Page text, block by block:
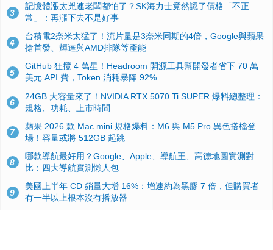
3
記憶體漲太兇連老闆都怕了？SK海力士竟然認了價格「不正
常」：再漲下去不是好事
4
台積電2奈米太猛了！流片量是3奈米同期的4倍，Google與蘋果
搶首發、輝達與AMD排隊等產能
5
GitHub 狂攬 4 萬星！Headroom 開源工具幫開發者省下 70 萬
美元 API 費，Token 消耗暴降 92%
6
24GB 大容量來了！NVIDIA RTX 5070 Ti SUPER 爆料總整理：
規格、功耗、上市時間
7
蘋果 2026 款 Mac mini 規格爆料：M6 與 M5 Pro 異色搭檔登
場！容量或將 512GB 起跳
8
哪款導航最好用？Google、Apple、導航王、高德地圖實測對
比：四大導航實測懶人包
9
美國上半年 CD 銷量大增 16%：增速約為黑膠 7 倍，但購買者
有一半以上根本沒有播放器